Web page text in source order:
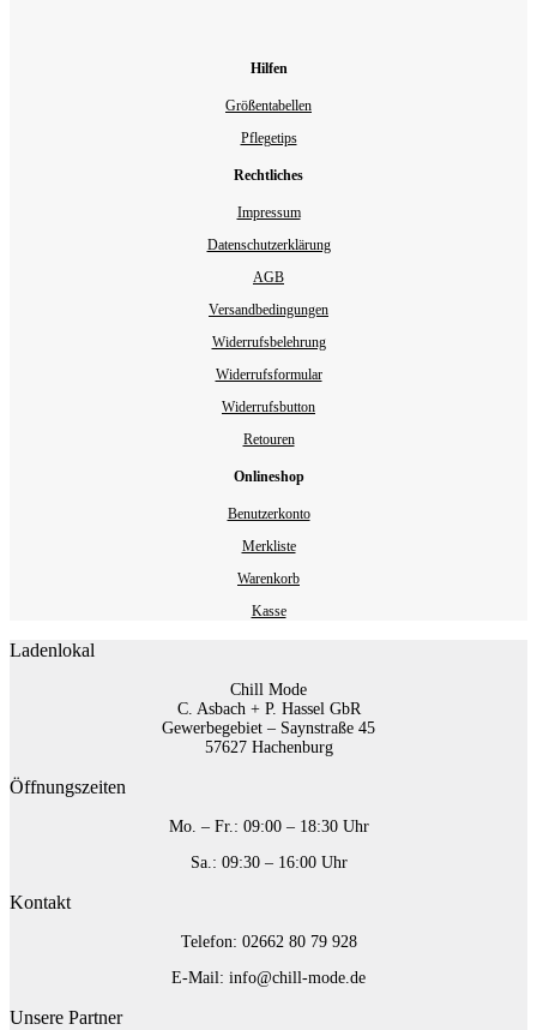
Hilfen
Größentabellen
Pflegetips
Rechtliches
Impressum
Datenschutzerklärung
AGB
Versandbedingungen
Widerrufsbelehrung
Widerrufsformular
Widerrufsbutton
Retouren
Onlineshop
Benutzerkonto
Merkliste
Warenkorb
Kasse
Ladenlokal
Chill Mode
C. Asbach + P. Hassel GbR
Gewerbegebiet – Saynstraße 45
57627 Hachenburg
Öffnungszeiten
Mo. – Fr.: 09:00 – 18:30 Uhr
Sa.: 09:30 – 16:00 Uhr
Kontakt
Telefon: 02662 80 79 928‬
E-Mail: info@chill-mode.de
Unsere Partner